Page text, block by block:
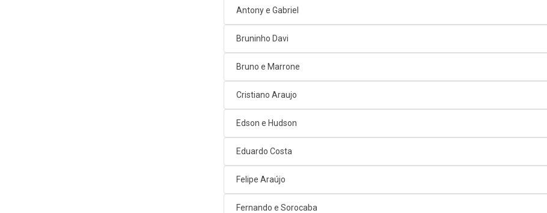
Antony e Gabriel
Bruninho Davi
Bruno e Marrone
Cristiano Araujo
Edson e Hudson
Eduardo Costa
Felipe Araújo
Fernando e Sorocaba